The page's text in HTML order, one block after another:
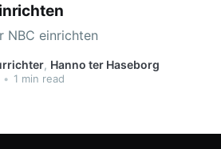
NBC einrichten
, Hanno ter Haseborg
• 1 min read